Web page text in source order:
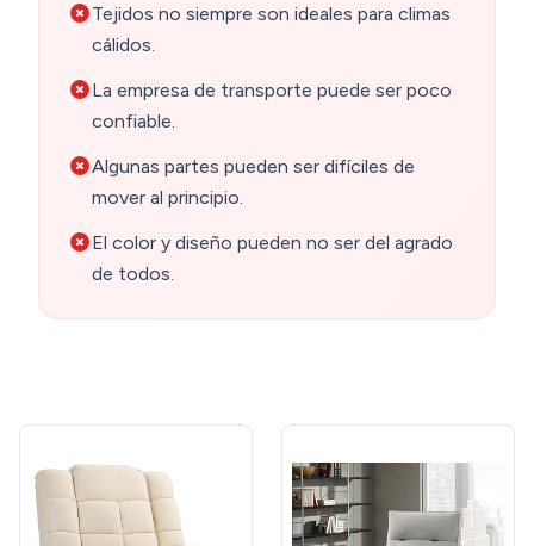
Tejidos no siempre son ideales para climas
cálidos.
La empresa de transporte puede ser poco
confiable.
Algunas partes pueden ser difíciles de
mover al principio.
El color y diseño pueden no ser del agrado
de todos.